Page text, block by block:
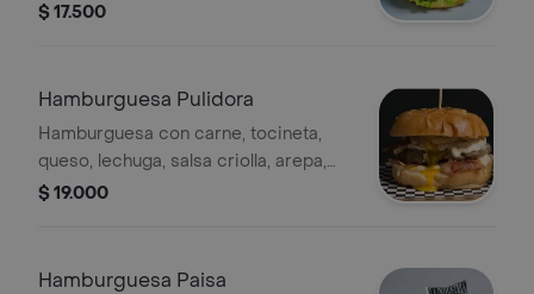
$ 17.500
Hamburguesa Pulidora
Hamburguesa con carne, tocineta,
queso, lechuga, salsa criolla, arepa,
100 gr.
$ 19.000
Hamburguesa Paisa